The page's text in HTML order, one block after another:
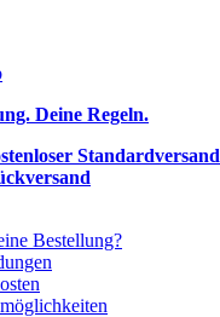
Deine Regeln.
Standardversand
Bestellung?